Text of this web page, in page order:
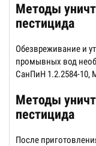
Методы
пестицида
Обезвреживание и
промывных вод
СанПиН 1.2.2584-10,
Методы
пестицида
После